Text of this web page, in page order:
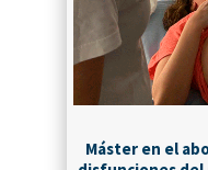
Máster en el